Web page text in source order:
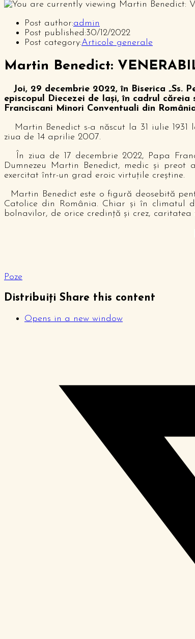
Post author:admin
Post published:30/12/2022
Post category:Articole generale
Martin Benedict:
Joi, 29 decembrie 2022, în Biserica „Ss.
episcopul Diecezei de Iaşi, în cadrul
Franciscani Minori Conventuali din
Martin Benedict s-a născut la 31 iulie
ziua de 14 aprilie 2007.
În ziua de 17 decembrie 2022, Papa
Dumnezeu Martin Benedict, medic şi
exercitat într-un grad eroic virtuţile creştine.
Martin Benedict este o figură deosebită
Catolice din România. Chiar şi în climatul
bolnavilor, de orice credinţă şi crez,
Poze
Distribuiți Share this content
Opens in a new window